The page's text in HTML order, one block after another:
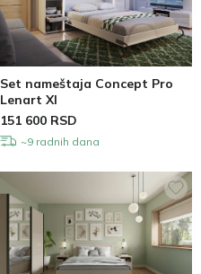
Set nameštaja Concept Pro
Lenart XI
151 600 RSD
~9 radnih dana